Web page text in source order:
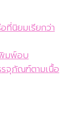
ที่นิยมเรียกว่า
พิมพ์อบ
รจุภัณฑ์ตามเนื้อ